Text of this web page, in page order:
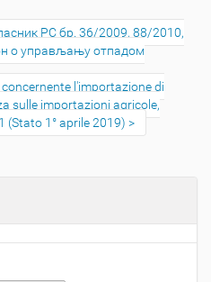
РС бр. 36/2009, 88/2010,
о управљању отпадом
l'importazione di
sulle importazioni agricole,
(Stato 1° aprile 2019)